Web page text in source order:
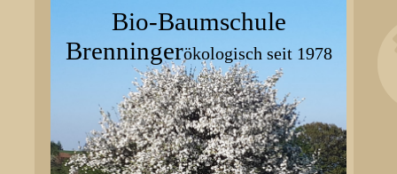
Bio-Baumschule
Brenningerökologisch seit 1978